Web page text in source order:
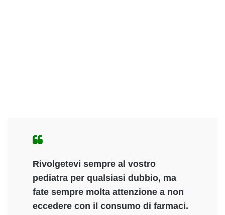
Rivolgetevi sempre al vostro
pediatra per qualsiasi dubbio, ma
fate sempre molta attenzione a non
eccedere con il consumo di farmaci.